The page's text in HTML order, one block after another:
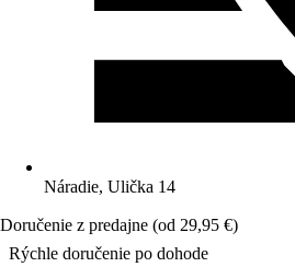
Náradie, Ulička 14
Doručenie z predajne (od 29,95 €)
Rýchle doručenie po dohode